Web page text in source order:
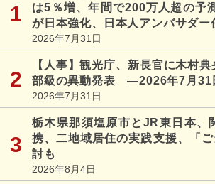
は5％増、年間で200万人超の予
が日本強化、日本人アンバサダー
2026年7月31日
【人事】観光庁、新長官に木村
部級の異動発表 ―2026年7月31
2026年7月31日
栃木県那須塩原市とJR東日本、
携、二地域居住の実践支援、「
討も
2026年8月4日